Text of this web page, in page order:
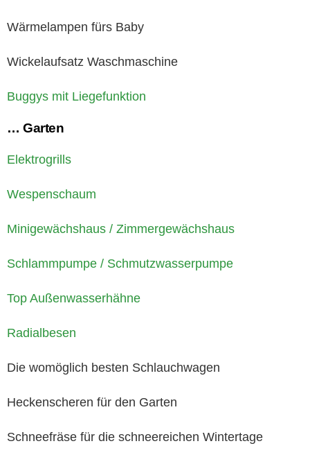
Wärmelampen fürs Baby
Wickelaufsatz Waschmaschine
Buggys mit Liegefunktion
… Garten
Elektrogrills
Wespenschaum
Minigewächshaus / Zimmergewächshaus
Schlammpumpe / Schmutzwasserpumpe
Top Außenwasserhähne
Radialbesen
Die womöglich besten Schlauchwagen
Heckenscheren für den Garten
Schneefräse für die schneereichen Wintertage